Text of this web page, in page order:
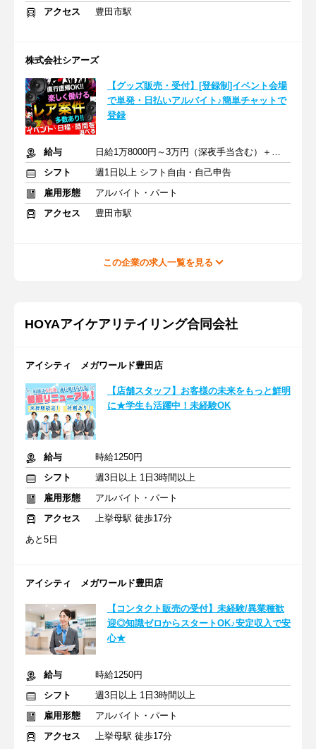
アクセス
豊田市駅
株式会社シアーズ
【グッズ販売・受付】[登録制]イベント会場
で単発・日払いアルバイト♪簡単チャットで
登録
給与
日給1万8000円～3万円（深夜手当含む）＋交通費
シフト
週1日以上 シフト自由・自己申告
雇用形態
アルバイト・パート
アクセス
豊田市駅
この企業の求人一覧を見る
HOYAアイケアリテイリング合同会社
アイシティ メガワールド豊田店
【店舗スタッフ】お客様の未来をもっと鮮明
に★学生も活躍中！未経験OK
給与
時給1250円
シフト
週3日以上 1日3時間以上
雇用形態
アルバイト・パート
アクセス
上挙母駅 徒歩17分
あと5日
アイシティ メガワールド豊田店
【コンタクト販売の受付】未経験/異業種歓
迎◎知識ゼロからスタートOK♪安定収入で安
心★
給与
時給1250円
シフト
週3日以上 1日3時間以上
雇用形態
アルバイト・パート
アクセス
上挙母駅 徒歩17分